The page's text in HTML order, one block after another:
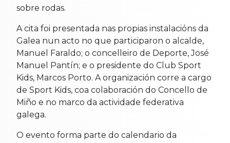
sobre rodas.
A cita foi presentada nas propias instalacións da
Galea nun acto no que participaron o alcalde,
Manuel Faraldo; o concelleiro de Deporte, José
Manuel Pantín; e o presidente do Club Sport
Kids, Marcos Porto. A organización corre a cargo
de Sport Kids, coa colaboración do Concello de
Miño e no marco da actividade federativa
galega.
O evento forma parte do calendario da